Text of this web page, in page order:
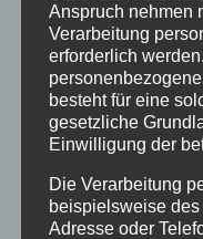
Ferienwohnung 1
Ferienwohnung 2
Ferienwohnung 3
Ferienwohnung 4
Ferienwohnung 5
Verfügbarkeiten
Online Buchung
Anspruch nehmen
Verarbeitung
erforderlich
besteht für eine
gesetzliche
Einwilligung der
Die Verarbeitung
beispielsweise
Adresse oder